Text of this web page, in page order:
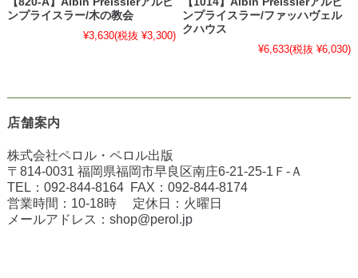
ンプライスラー/木の教会
¥3,630(税抜 ¥3,300)
ンプライスラー/ファッハヴェル
クハウス
¥6,633(税抜 ¥6,030)
店舗案内
株式会社ペロル・ペロル出版
〒814-0031 福岡県福岡市早良区南庄6-21-25-1Ｆ-Ａ
TEL： 092-844-8164FAX： 092-844-8174
営業時間：10-18時 定休日：火曜日
メールアドレス： shop@perol.jp